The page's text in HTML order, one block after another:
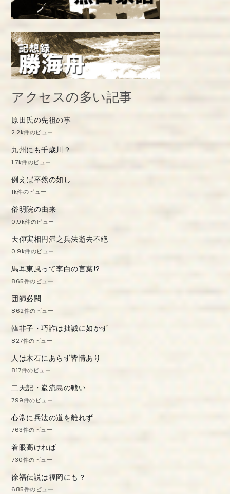
アクセスの多い記事
原田氏の先祖の事
2.2k件のビュー
九州にも千歳川？
1.7k件のビュー
例えば卒然の如し
1k件のビュー
俗明院の由来
0.9k件のビュー
天仰実相円満之兵法逝去不絶
0.9k件のビュー
馬耳東風って李白の言葉!?
865件のビュー
囲師必闕
862件のビュー
韓非子・巧詐は拙誠に如かず
827件のビュー
人は木石にあらず皆情あり
817件のビュー
二天記・巌流島の戦い
799件のビュー
心常に兵法の道を離れず
763件のビュー
着眼高ければ
730件のビュー
徐福伝説は福岡にも？
685件のビュー